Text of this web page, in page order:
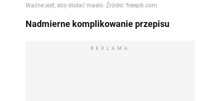
Nadmierne komplikowanie przepisu
REKLAMA